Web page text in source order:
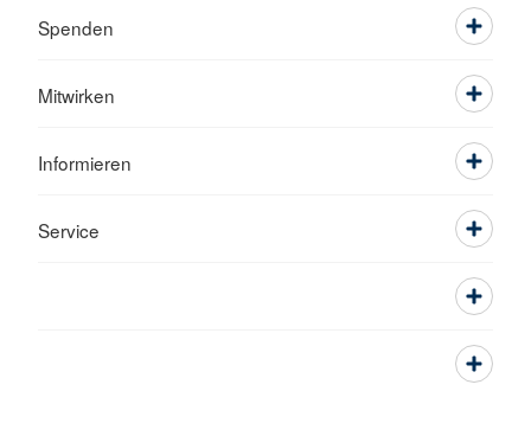
Spenden
Mitwirken
Informieren
Service